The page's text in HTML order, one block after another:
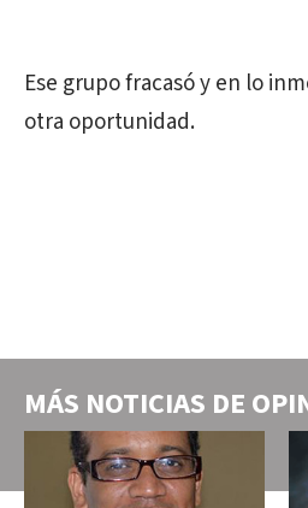
Ese grupo fracasó y en lo
otra oportunidad.
MÁS NOTICIAS DE